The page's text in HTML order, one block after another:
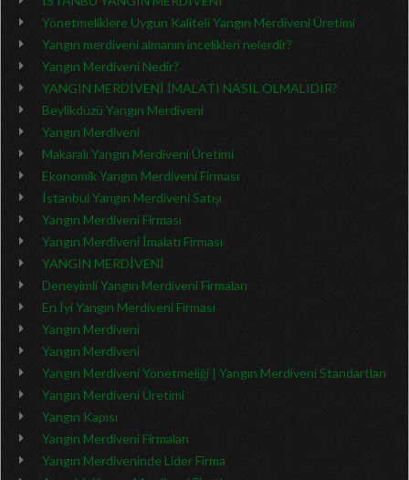
Yönetmeliklere Uygun Kaliteli Yangın Merdiveni Üretimi
Yangın merdiveni almanın incelikleri nelerdir?
Yangın Merdiveni Nedir?
YANGIN MERDİVENİ İMALATI NASIL OLMALIDIR?
Beylikdüzü Yangın Merdiveni
Yangın Merdiveni
Makaralı Yangın Merdiveni Üretimi
Ekonomik Yangın Merdiveni Firması
İstanbul Yangın Merdiveni Satışı
Yangın Merdiveni Firması
Yangın Merdiveni İmalatı Firması
YANGIN MERDİVENİ
Deneyimli Yangın Merdiveni Firmaları
En İyi Yangın Merdiveni Firması
Yangın Merdiveni
Yangın Merdiveni
Yangın Merdiveni Yönetmeliği | Yangın Merdiveni Standartları
Yangın Merdiveni Üretimi
Yangın Kapısı
Yangın Merdiveni Firmaları
Yangın Merdiveninde Lider Firma